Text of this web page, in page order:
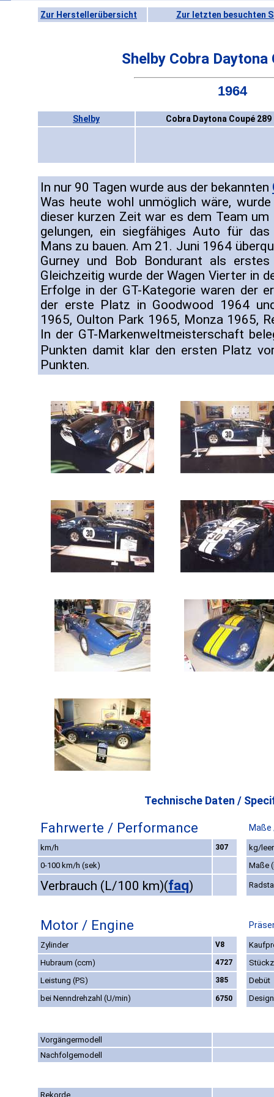
Zur Herstellerübersicht Zur letzten besuchten
Shelby Cobra Daytona
1964
Shelby Cobra Daytona Coupé 289
In nur 90 Tagen wurde aus der bekannten
Was heute wohl unmöglich wäre,
dieser kurzen Zeit war es dem Team
gelungen, ein siegfähiges Auto für
Mans zu bauen. Am 21. Juni 1964
Gurney und Bob Bondurant als erstes
Gleichzeitig wurde der Wagen Vierter in
Erfolge in der GT-Kategorie waren der
der erste Platz in Goodwood 1964
1965, Oulton Park 1965, Monza 1965,
In der GT-Markenweltmeisterschaft
Punkten damit klar den ersten Platz
Punkten.
Technische Daten /
Fahrwerte / Performance
km/h 307
kg/leer
0-100 km/h (sek)
Maße
Verbrauch (L/100 km)(faq)
Motor / Engine
Zylinder V8
Hubraum (ccm)
4727
Leistung (PS)
385
Debüt
bei Nenndrehzahl (U/min)
6750 Design
Vorgängermodell
Nachfolgemodell
Rekorde